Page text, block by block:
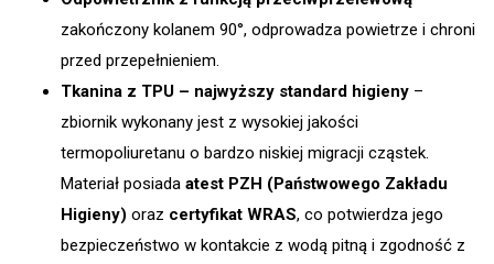
zakończony kolanem 90°, odprowadza powietrze i chroni
przed przepełnieniem.
Tkanina z TPU – najwyższy standard higieny –
zbiornik wykonany jest z wysokiej jakości
termopoliuretanu o bardzo niskiej migracji cząstek.
Materiał posiada atest PZH (Państwowego Zakładu
Higieny) oraz certyfikat WRAS, co potwierdza jego
bezpieczeństwo w kontakcie z wodą pitną i zgodność z